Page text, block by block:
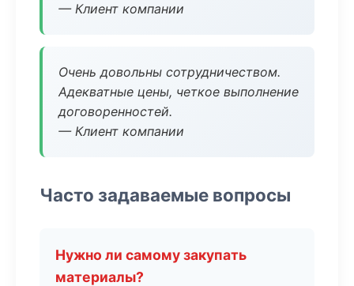
— Клиент компании
Очень довольны сотрудничеством.
Адекватные цены, четкое выполнение
договоренностей.
— Клиент компании
Часто задаваемые вопросы
Нужно ли самому закупать
материалы?